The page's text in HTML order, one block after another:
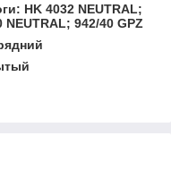
HK 4032 NEUTRAL;
NEUTRAL; 942/40 GPZ